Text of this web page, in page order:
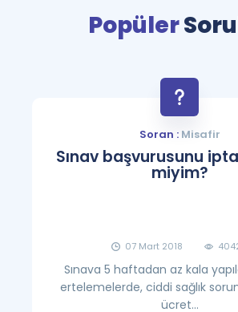
Popüler
Soran :Misafir
Sınav başvurusunu
miyim?
07 Mart 2018
Sınava 5 haftadan az kala
ertelemelerde, ciddi sağlık
ücret...